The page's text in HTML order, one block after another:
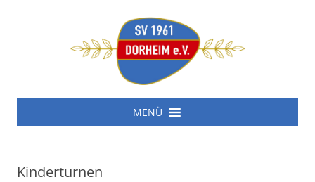
SV 1961 Dorheim e.V.
Zum
MENÜ
Kinderturnen